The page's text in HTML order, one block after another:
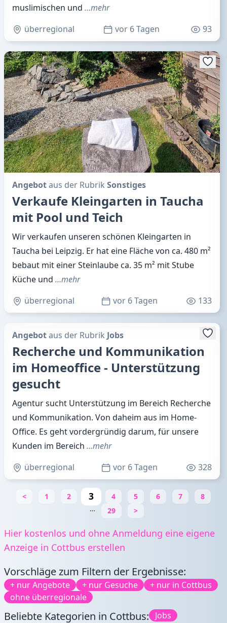
muslimischen und …mehr
überregional
vor 6 Tagen 93
Angebotaus der Rubrik Sonstiges
Verkaufe Kleingarten in Taucha
mit Pool und Teich
Wir verkaufen unseren schönen Kleingarten in
Taucha bei Leipzig. Er hat eine Fläche von ca. 480 m²
bebaut mit einer Steinlaube ca. 35 m² mit Stube
Küche und …mehr
überregional
vor 6 Tagen 133
Angebotaus der Rubrik Jobs
Recherche und Kommunikation
im Homeoffice - Unterstützung
gesucht
Agentur sucht Unterstützung im Bereich Recherche
und Kommunikation. Von daheim aus im Home-
Office. Es geht vordergründig darum, für unsere
Kunden im Bereich …mehr
überregional
vor 6 Tagen 328
< 1 2 3 4 5 6 7
8
…
29 >
Hier kostenlos und ohne Anmeldung eine eigene
Anzeige in Cottbus erstellen
Vorschläge zum Filtern der Ergebnisse:
+ nur Angebote + nur Gesuche
+ nur in Cottbus
ohne überregionale
Beliebte Kategorien in Cottbus: Jobs